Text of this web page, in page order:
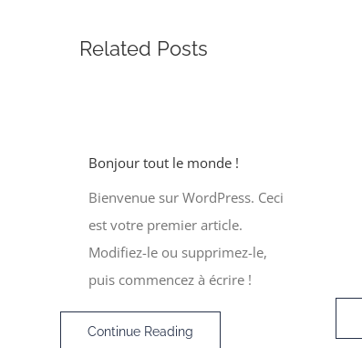
Related Posts
Bonjour tout le monde !
Bienvenue sur WordPress. Ceci
est votre premier article.
Modifiez-le ou supprimez-le,
puis commencez à écrire !
Continue Reading